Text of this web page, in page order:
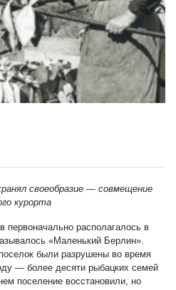
своеобразие — совмещение
курорта
первоначально располагалось в
«Маленький Берлин».
были разрушены во время
— более десяти рыбацких семей
поселение восстановили, но